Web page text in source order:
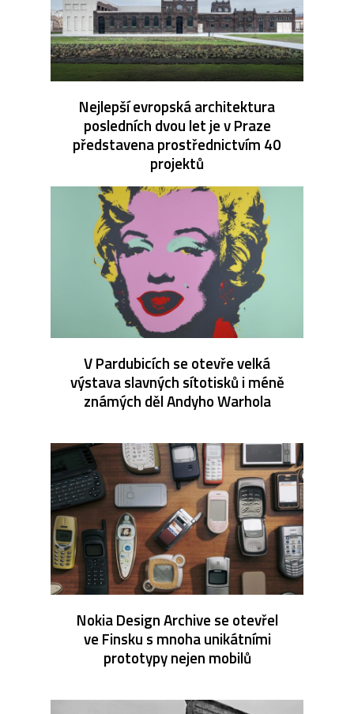
Nejlepší evropská architektura
posledních dvou let je v Praze
představena prostřednictvím 40
projektů
V Pardubicích se otevře velká
výstava slavných sítotisků i méně
známých děl Andyho Warhola
Nokia Design Archive se otevřel
ve Finsku s mnoha unikátními
prototypy nejen mobilů